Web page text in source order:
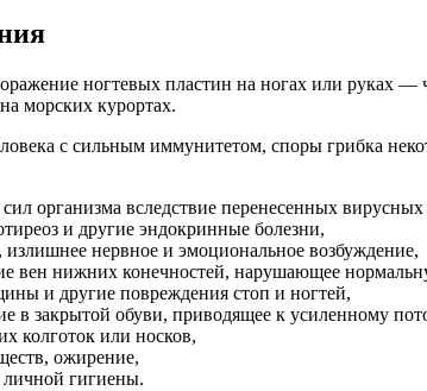
ногтевых пластин на ногах или руках
морских курортах.
с сильным иммунитетом, споры грибка
организма вследствие перенесенных вирусных
и другие эндокринные болезни,
излишнее нервное и эмоциональное возбуждение,
вен нижних конечностей, нарушающее
и другие повреждения стоп и ногтей,
в закрытой обуви, приводящее к усиленному
колготок или носков,
ожирение,
гигиены.